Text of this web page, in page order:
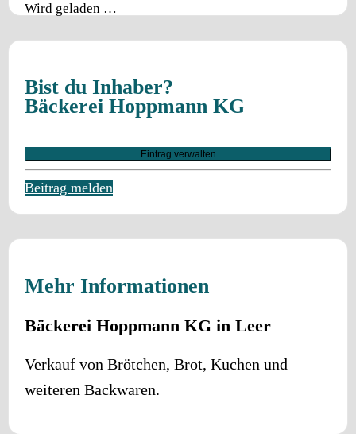
Wird geladen …
Bist du Inhaber?
Bäckerei Hoppmann KG
Eintrag verwalten
Beitrag melden
Mehr Informationen
Bäckerei Hoppmann KG in Leer
Verkauf von Brötchen, Brot, Kuchen und
weiteren Backwaren.